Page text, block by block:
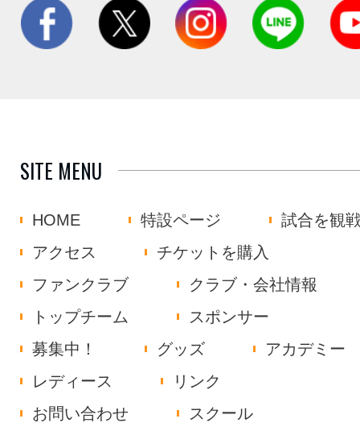
SITE MENU
HOME 特設ページ
試合を観
アクセス
チケットを購入
ファンクラブ
クラブ・会社情報
トップチーム
スポンサー
募集中！
グッズ
アカデミー
レディース
リンク
お問い合わせ
スクール